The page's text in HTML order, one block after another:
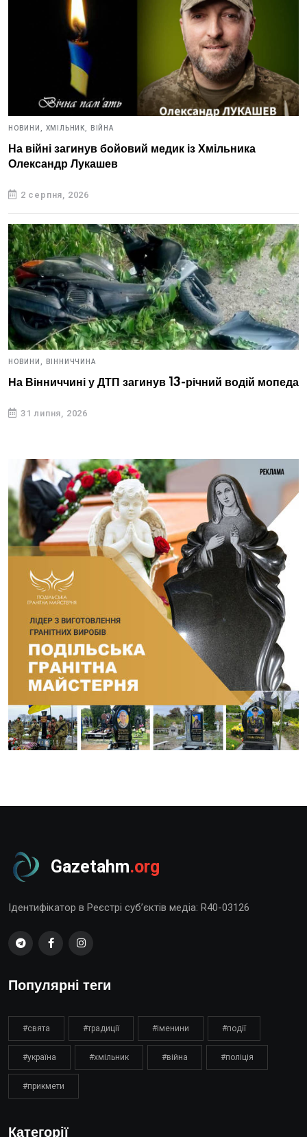
НОВИНИ, ХМІЛЬНИК, ВІЙНА
На війні загинув бойовий медик із Хмільника
Олександр Лукашев
2 серпня, 2026
НОВИНИ, ВІННИЧЧИНА
На Вінниччині у ДТП загинув 13-річний водій мопеда
31 липня, 2026
Gazetahm.org
Ідентифікатор в Реєстрі суб’єктів медіа: R40-03126
Популярні теги
#свята #традиції #іменини #події
#україна #хмільник #війна #поліція
#прикмети
Категорії